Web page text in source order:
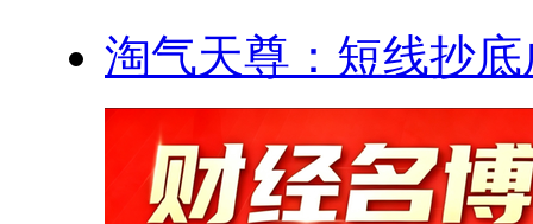
淘气天尊：短线抄